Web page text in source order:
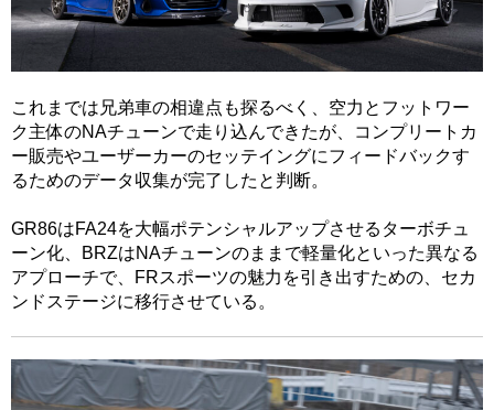
これまでは兄弟車の相違点も探るべく、空力とフットワー
ク主体のNAチューンで走り込んできたが、コンプリートカ
ー販売やユーザーカーのセッテイングにフィードバックす
るためのデータ収集が完了したと判断。
GR86はFA24を大幅ポテンシャルアップさせるターボチュ
ーン化、BRZはNAチューンのままで軽量化といった異なる
アプローチで、FRスポーツの魅力を引き出すための、セカ
ンドステージに移行させている。